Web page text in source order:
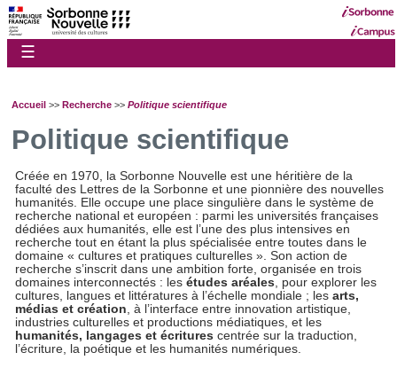
☰
Accueil >> Recherche >> Politique scientifique
Politique scientifique
Créée en 1970, la Sorbonne Nouvelle est une héritière de la
faculté des Lettres de la Sorbonne et une pionnière des nouvelles
humanités. Elle occupe une place singulière dans le système de
recherche national et européen : parmi les universités françaises
dédiées aux humanités, elle est l’une des plus intensives en
recherche tout en étant la plus spécialisée entre toutes dans le
domaine « cultures et pratiques culturelles ». Son action de
recherche s’inscrit dans une ambition forte, organisée en trois
domaines interconnectés : lesétudes aréales, pour explorer les
cultures, langues et littératures à l’échelle mondiale ; lesarts,
médias et création, à l’interface entre innovation artistique,
industries culturelles et productions médiatiques, et les
humanités, langages et écritures centrée sur la traduction,
l’écriture, la poétique et les humanités numériques.